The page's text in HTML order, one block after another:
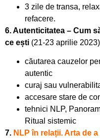
3 zile de transa,
refacere.
6. Autenticitatea – Cum
ce ești (21-23 aprilie 2023)
căutarea cauzelor
autentic
curaj sau
accesare stare de
tehnici NLP,
Ritual sistemic
7. NLP în relații. Arta de